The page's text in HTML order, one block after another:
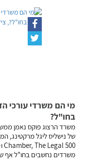
מי הם משרדי עורכי
בחו"ל?
משרד הרצוג פוקס נאמן
של נישליס ליגל מרקטינג,
משרדים נחשבים בחו"ל אף